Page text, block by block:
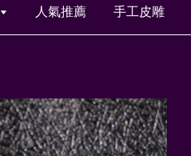
人氣推薦 手工皮雕